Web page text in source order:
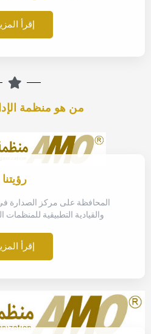
إقرأ
من هو منظمة
رؤيتنا
المحافظة على مركز الصدارة في
والقيادية التطبيقية للمنظمات
إقرأ